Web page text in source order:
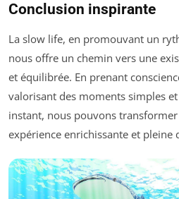
Conclusion inspirante
La slow life, en promouvant un
nous offre un chemin vers une
et équilibrée. En prenant
valorisant des moments simples
instant, nous pouvons
expérience enrichissante et pleine